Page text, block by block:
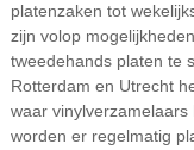
platenzaken tot
zijn volop
tweedehands platen te
Rotterdam en Utrecht
waar
worden er regelmatig